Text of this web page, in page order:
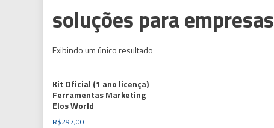
soluções para empresas
Exibindo um único resultado
Kit Oficial (1 ano licença)
Ferramentas Marketing
Elos World
R$297,00